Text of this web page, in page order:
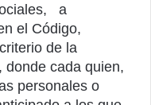
a
el Código,
de la
donde cada quien,
personales o